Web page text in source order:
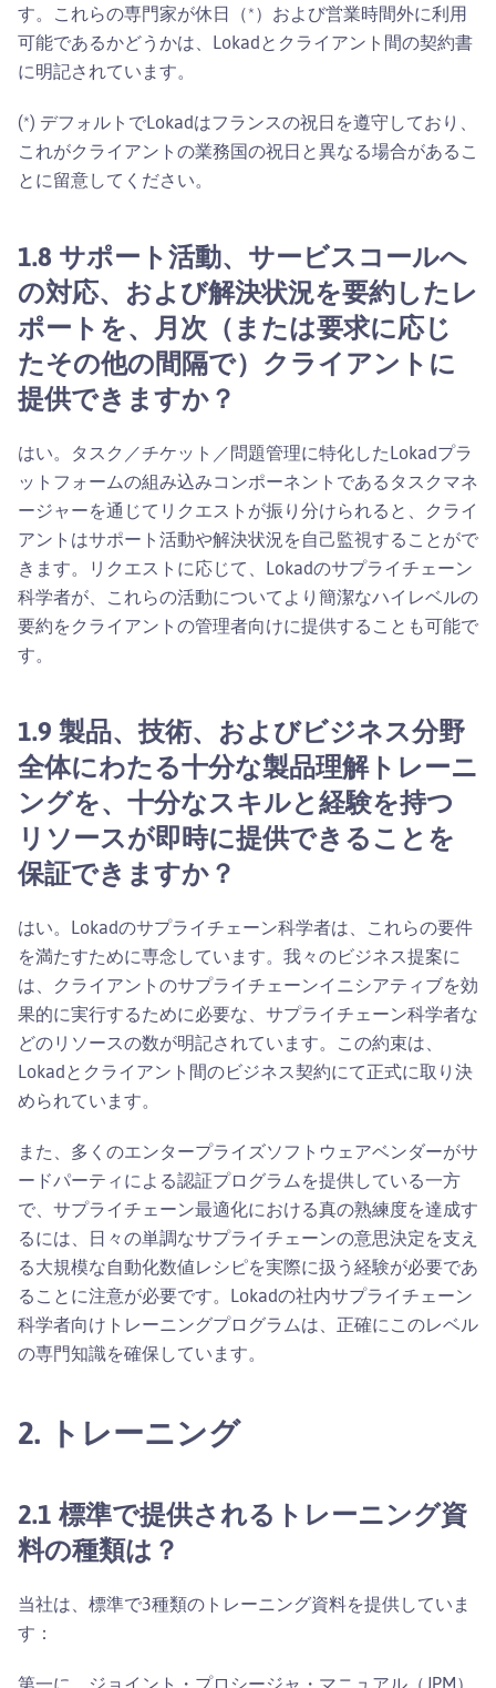
す。これらの専門家が休日（*）および営業時間外に利用
可能であるかどうかは、Lokadとクライアント間の契約書
に明記されています。
(*) デフォルトでLokadはフランスの祝日を遵守しており、
これがクライアントの業務国の祝日と異なる場合があるこ
とに留意してください。
1.8 サポート活動、サービスコールへ
の対応、および解決状況を要約したレ
ポートを、月次（または要求に応じ
たその他の間隔で）クライアントに
提供できますか？
はい。タスク／チケット／問題管理に特化したLokadプラ
ットフォームの組み込みコンポーネントであるタスクマネ
ージャーを通じてリクエストが振り分けられると、クライ
アントはサポート活動や解決状況を自己監視することがで
きます。リクエストに応じて、Lokadのサプライチェーン
科学者が、これらの活動についてより簡潔なハイレベルの
要約をクライアントの管理者向けに提供することも可能で
す。
1.9 製品、技術、およびビジネス分野
全体にわたる十分な製品理解トレーニ
ングを、十分なスキルと経験を持つ
リソースが即時に提供できることを
保証できますか？
はい。Lokadのサプライチェーン科学者は、これらの要件
を満たすために専念しています。我々のビジネス提案に
は、クライアントのサプライチェーンイニシアティブを効
果的に実行するために必要な、サプライチェーン科学者な
どのリソースの数が明記されています。この約束は、
Lokadとクライアント間のビジネス契約にて正式に取り決
められています。
また、多くのエンタープライズソフトウェアベンダーがサ
ードパーティによる認証プログラムを提供している一方
で、サプライチェーン最適化における真の熟練度を達成す
るには、日々の単調なサプライチェーンの意思決定を支え
る大規模な自動化数値レシピを実際に扱う経験が必要であ
ることに注意が必要です。Lokadの社内サプライチェーン
科学者向けトレーニングプログラムは、正確にこのレベル
の専門知識を確保しています。
2. トレーニング
2.1 標準で提供されるトレーニング資
料の種類は？
当社は、標準で3種類のトレーニング資料を提供していま
す：
第一に、ジョイント・プロシージャ・マニュアル（JPM）